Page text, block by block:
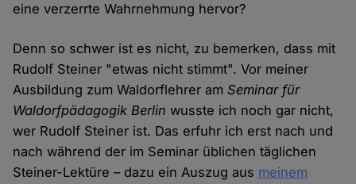
eine verzerrte Wahrnehmung hervor?
Denn so schwer ist es nicht, zu bemerken, dass mit
Rudolf Steiner "etwas nicht stimmt". Vor meiner
Ausbildung zum Waldorflehrer amSeminar für
Waldorfpädagogik Berlin wusste ich noch gar nicht,
wer Rudolf Steiner ist. Das erfuhr ich erst nach und
nach während der im Seminar üblichen täglichen
Steiner-Lektüre – dazu ein Auszug aus meinem